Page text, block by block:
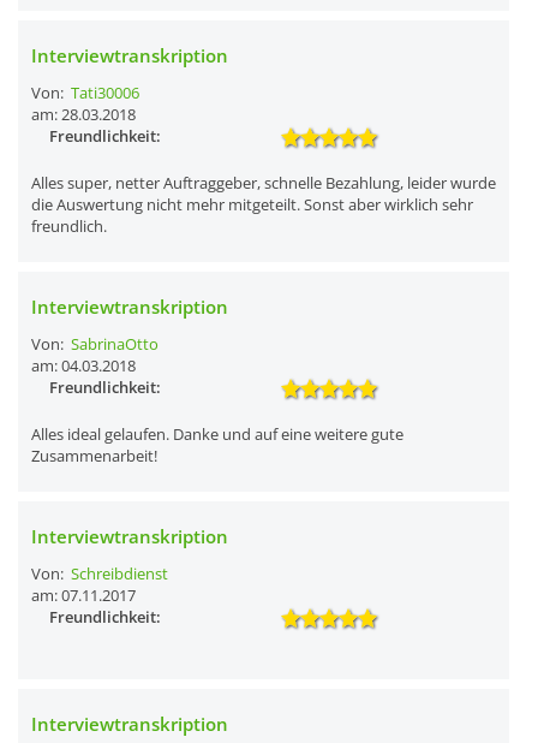
Interviewtranskription
Von: Tati30006
am: 28.03.2018
Freundlichkeit:
Alles super, netter Auftraggeber, schnelle Bezahlung, leider wurde
die Auswertung nicht mehr mitgeteilt. Sonst aber wirklich sehr
freundlich.
Interviewtranskription
Von: SabrinaOtto
am: 04.03.2018
Freundlichkeit:
Alles ideal gelaufen. Danke und auf eine weitere gute
Zusammenarbeit!
Interviewtranskription
Von: Schreibdienst
am: 07.11.2017
Freundlichkeit:
Interviewtranskription